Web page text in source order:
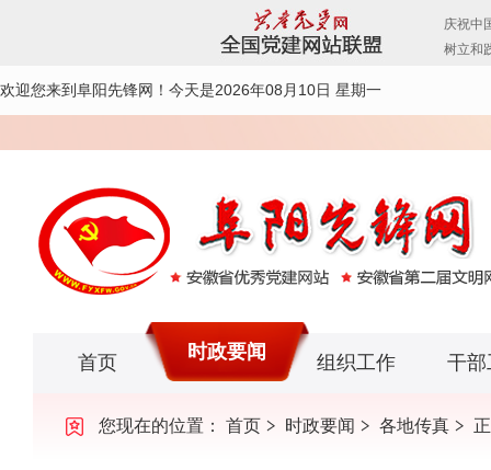
欢迎您来到阜阳先锋网！ 今天是2026年08月10日 星期一
首页 时政要闻 组织工作 干部
您现在的位置： 首页 时政要闻 各地传真